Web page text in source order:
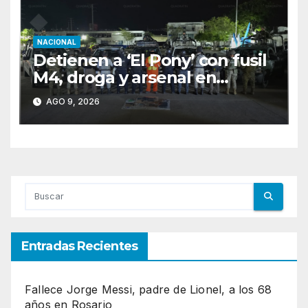
NACIONAL
Detienen a ‘El Pony’ con fusil
M4, droga y arsenal en
carretera de Tabasco
AGO 9, 2026
Entradas Recientes
Fallece Jorge Messi, padre de Lionel, a los 68
años en Rosario